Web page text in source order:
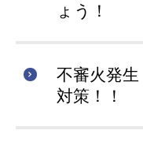
ょう！
不審火発
対策！！